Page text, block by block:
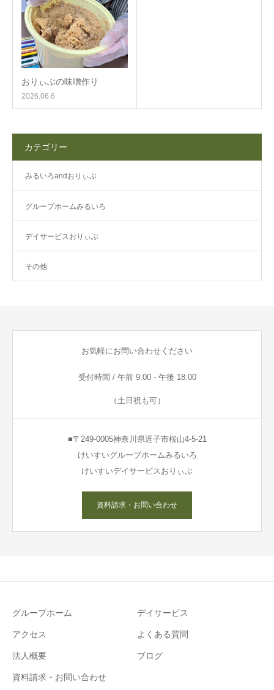
おりぃぶの味噌作り
2026.06.6
カテゴリー
みるいろandおりぃぶ
グループホームみるいろ
デイサービスおりぃぶ
その他
お気軽にお問い合わせください
受付時間 / 午前 9:00 - 午後 18:00
（土日祝も可）
■〒249-0005神奈川県逗子市桜山4-5-21
けいすいグループホームみるいろ
けいすいデイサービスおりぃぶ
資料請求・お問い合わせ
グループホーム デイサービス
アクセス よくある質問
法人概要 ブログ
資料請求・お問い合わせ